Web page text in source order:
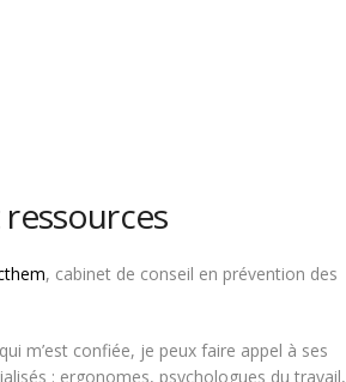
, cabinet de conseil en prévention des
m’est confiée, je peux faire appel à ses
: ergonomes, psychologues du travail,